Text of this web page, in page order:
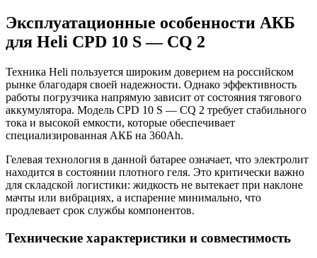
Эксплуатационные особенности АКБ
для Heli CPD 10 S — CQ 2
Техника Heli пользуется широким доверием на российском
рынке благодаря своей надежности. Однако эффективность
работы погрузчика напрямую зависит от состояния тягового
аккумулятора. Модель CPD 10 S — CQ 2 требует стабильного
тока и высокой емкости, которые обеспечивает
специализированная АКБ на 360Ah.
Гелевая технология в данной батарее означает, что электролит
находится в состоянии плотного геля. Это критически важно
для складской логистики: жидкость не вытекает при наклоне
мачты или вибрациях, а испарение минимально, что
продлевает срок службы компонентов.
Технические характеристики и совместимость